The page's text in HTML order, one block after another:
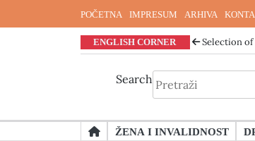
POČETNA IMPRESUM ARHIVA
ENGLISH CORNER Selection of
Search
to
ŽENA I INVALIDNOST